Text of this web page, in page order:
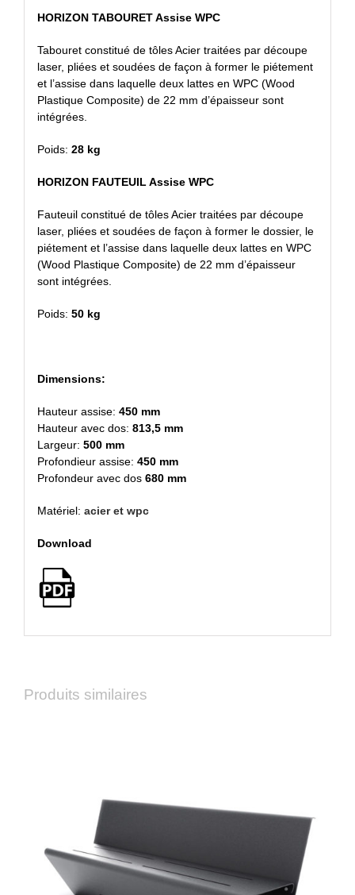
HORIZON TABOURET Assise WPC
Tabouret constitué de tôles Acier traitées par découpe
laser, pliées et soudées de façon à former le piétement
et l’assise dans laquelle deux lattes en WPC (Wood
Plastique Composite) de 22 mm d’épaisseur sont
intégrées.
Poids: 28 kg
HORIZON FAUTEUIL Assise WPC
Fauteuil constitué de tôles Acier traitées par découpe
laser, pliées et soudées de façon à former le dossier, le
piétement et l’assise dans laquelle deux lattes en WPC
(Wood Plastique Composite) de 22 mm d’épaisseur
sont intégrées.
Poids: 50 kg
Dimensions:
Hauteur assise: 450 mm
Hauteur avec dos: 813,5 mm
Largeur: 500 mm
Profondieur assise: 450 mm
Profondeur avec dos 680 mm
Matériel: acier et wpc
Download
Produits similaires